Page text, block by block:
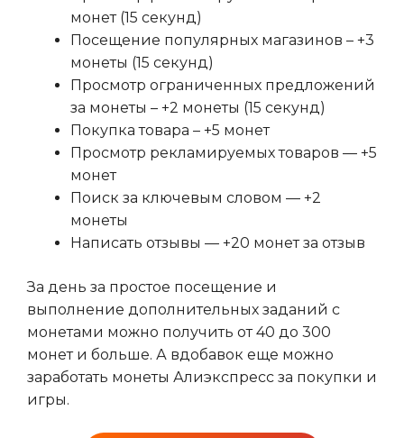
монет (15 секунд)
Посещение популярных магазинов – +3
монеты (15 секунд)
Просмотр ограниченных предложений
за монеты – +2 монеты (15 секунд)
Покупка товара – +5 монет
Просмотр рекламируемых товаров — +5
монет
Поиск за ключевым словом — +2
монеты
Написать отзывы — +20 монет за отзыв
За день за простое посещение и
выполнение дополнительных заданий с
монетами можно получить от 40 до 300
монет и больше. А вдобавок еще можно
заработать монеты Алиэкспресс за покупки и
игры.